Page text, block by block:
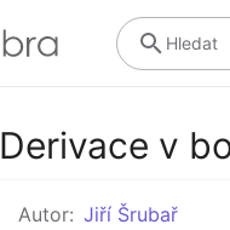
Hledat
Derivace v
Autor: Jiří Šrubař